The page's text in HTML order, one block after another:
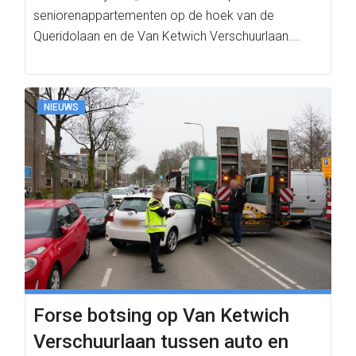
seniorenappartementen op de hoek van de
Queridolaan en de Van Ketwich Verschuurlaan.…
NIEUWS
Forse botsing op Van Ketwich
Verschuurlaan tussen auto en